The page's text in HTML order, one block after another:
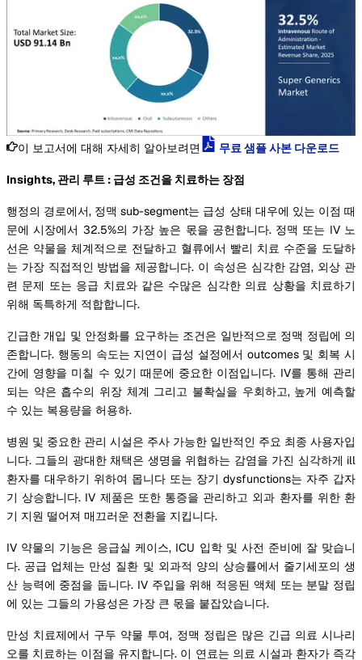
이 보고서에 대해 자세히 알아보려면 무료 샘플 사본 다운로드
Insights, 관리 루트 : 급성 조건을 치료하는 장점
행정의 경로에서, 정맥 sub-segment는 급성 상태 대우에 있는 이점 때
문에 시장에서 32.5%의 가장 높은 몫을 공헌합니다. 정맥 또는 IV 노
선은 약물을 체계적으로 전달하고 혈류에서 빨리 치료 수준을 도달하
는 가장 직접적인 방법을 제공합니다. 이 속성은 심각한 감염, 외상 관
련 문제 또는 응급 치료와 같은 수많은 심각한 의료 상황을 치료하기
위해 독특하게 적합합니다.
긴급한 개입 및 안정화를 요구하는 조건은 일반적으로 정맥 정립에 의
존합니다. 행동의 속도는 지연이 급성 설정에서 outcomes 및 회복 시
간에 영향을 미칠 수 있기 때문에 중요한 이점입니다. IV를 통해 관리
되는 약은 흡수의 위장 체계 그리고 불확실을 우회하고, 높게 예측할
수 있는 복용량을 허용하.
병원 및 중요한 관리 시설은 주사 가능한 일반적인 주요 최종 사용자입
니다. 그들의 광대한 채택은 생명을 위협하는 감염을 가진 심각하게 ill
환자를 대우하기 위하여 몹니다 또는 장기 dysfunctions는 자주 갑자
기 상승합니다. IV 제품은 또한 통증을 관리하고 외과 환자를 위한 환
기 지원 떨어져 매끄러운 전환을 지킵니다.
IV 약물의 기능은 응급실 케이스, ICU 입학 및 사전 준비에 잘 맞습니
다. 공급 업체는 만성 질환 및 외과적 양의 상승률에서 줄기세포의 생
산 능력에 중점을 둡니다. IV 주입을 위해 적응된 액체 또는 분말 정립
에 있는 그들의 가용성은 가장 큰 몫을 붙잡았습니다.
만성 치료제에서 구두 약물 투여, 정맥 정립은 많은 긴급 의료 시나리
오를 치료하는 이점을 유지합니다. 이 연료는 의료 시설과 환자가 즉각